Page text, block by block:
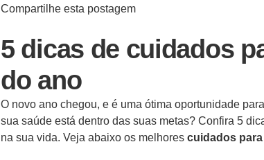
Compartilhe esta postagem
5 dicas de cuidados
do ano
O novo ano chegou, e é uma ótima oportunidade para
sua saúde está dentro das suas metas? Confira 5
na sua vida. Veja abaixo os melhores cuidados